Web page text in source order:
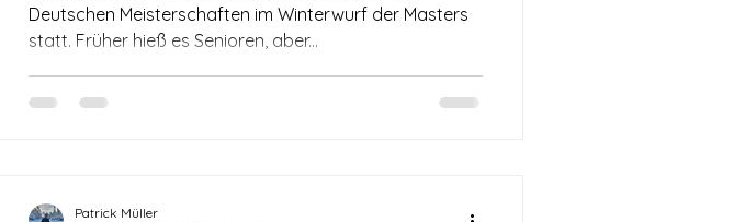
Deutschen Meisterschaften im Winterwurf der Masters
statt. Früher hieß es Senioren, aber...
Patrick Müller